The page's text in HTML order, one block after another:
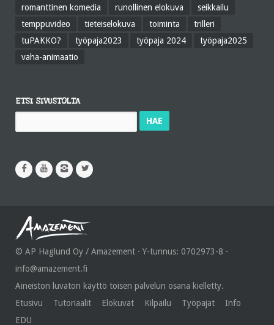
romanttinen komedia
runollinen elokuva
seikkailu
temppuvideo
tieteiselokuva toiminta
trilleri
tuPAKKO?
työpaja2023 työpaja 2024
työpaja2025
vaha-animaatio
ETSI SIVUSTOLTA
© AP Haglund Oy / Amazement · Y-tunnus: 0702973-8 ·
info@amazement.fi
Aineiston luvaton käyttö toisen palvelun osana kielletty.
Etusivu
Tutoriaalit Elokuvat Kilpailu Työpajat
Info
EDU